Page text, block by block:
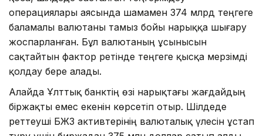
операциялары аясында шамамен 374 млрд теңгеге
баламалы валютаны тамыз бойы нарыққа шығару
жоспарланған. Бұл валютаның ұсынысын
сақтайтын фактор ретінде теңгеге қысқа мерзімді
қолдау бере алады.
Алайда Ұлттық банктің өзі нарықтағы жағдайдың
біржақты емес екенін көрсетіп отыр. Шілдеде
реттеуші БЖЗҚ активтерінің валюталық үлесін ұстап